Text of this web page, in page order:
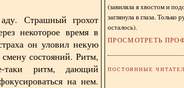
Страшный грохот
некоторое время в
он уловил некую
состояний. Ритм,
таки ритм, дающий
на нем.
(завиляла я хвостом и
заглянула в глаза. Только
осталось).
ПРОСМОТРЕТЬ
ПОСТОЯННЫЕ